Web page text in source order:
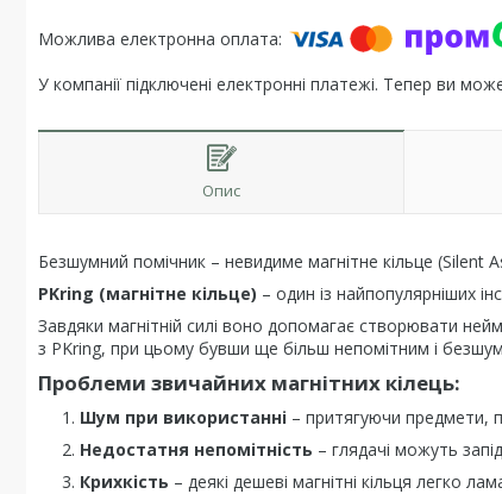
У компанії підключені електронні платежі. Тепер ви
Опис
Безшумний помічник – невидиме магнітне кільце (Silent
PKring (магнітне кільце) – один із найпопулярніших
Завдяки магнітній силі воно допомагає створювати
з PKring, при цьому бувши ще більш непомітним і
Проблеми звичайних магнітних кілець:
Шум при використанні – притягуючи предмети,
Недостатня непомітність – глядачі можуть
Крихкість – деякі дешеві магнітні кільця легко